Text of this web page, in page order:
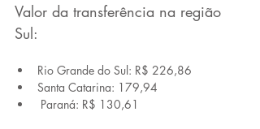
Valor da transferência na região
Sul:
Rio Grande do Sul: R$ 226,86
Santa Catarina: 179,94
Paraná: R$ 130,61